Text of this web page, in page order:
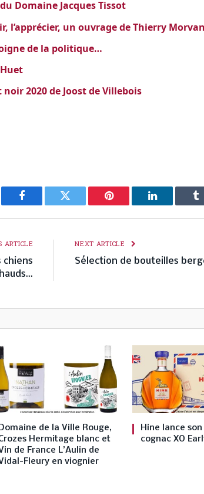
Domaine Jacques Tissot
l’apprécier, un ouvrage de Thierry Morvan
de la politique…
2020 de Joost de Villebois
Facebook Twitter Pinterest LinkedIn
ARTICLE
chiens
NEXT ARTICLE
Sélection de bouteilles
de la Ville Rouge,
Hermitage blanc et
de France L’Aulin de
Fleury en viognier
Hine lance
cognac XO